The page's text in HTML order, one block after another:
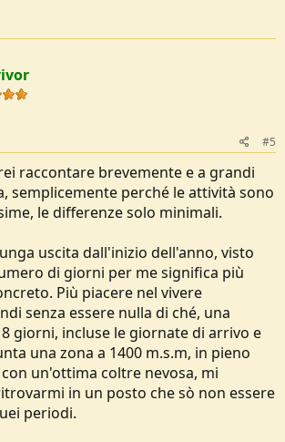
#5
raccontare brevemente e a grandi
semplicemente perché le attività sono
le differenze solo minimali.
uscita dall'inizio dell'anno, visto
di giorni per me significa più
Più piacere nel vivere
senza essere nulla di ché, una
giorni, incluse le giornate di arrivo e
una zona a 1400 m.s.m, in pieno
un'ottima coltre nevosa, mi
in un posto che sò non essere
periodi.